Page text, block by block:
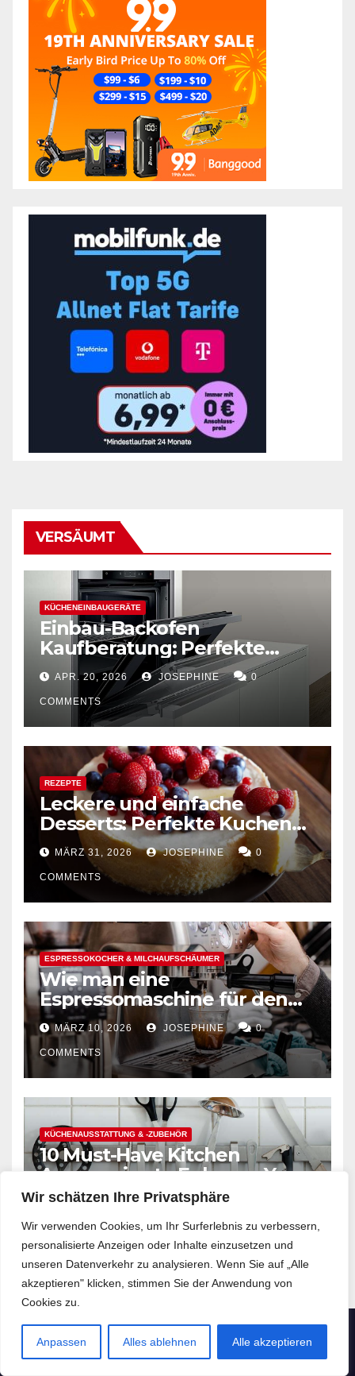
Wir schätzen Ihre Privatsphäre
Wir verwenden Cookies, um Ihr Surferlebnis zu verbessern,
personalisierte Anzeigen oder Inhalte einzusetzen und
unseren Datenverkehr zu analysieren. Wenn Sie auf „Alle
akzeptieren" klicken, stimmen Sie der Anwendung von
Cookies zu.
Anpassen Alles ablehnen Alle akzeptieren
VERSÄUMT
KÜCHENEINBAUGERÄTE
Einbau-Backofen
Kaufberatung: Perfekte
Kombination von Funktion
und Design
APR. 20, 2026 JOSEPHINE 0
COMMENTS
REZEPTE
Leckere und einfache
Desserts: Perfekte Kuchen
mühelos backen
MÄRZ 31, 2026 JOSEPHINE 0
COMMENTS
ESPRESSOKOCHER & MILCHAUFSCHÄUMER
Wie man eine
Espressomaschine für den
Hausgebrauch auswählt
MÄRZ 10, 2026 JOSEPHINE 0
COMMENTS
KÜCHENAUSSTATTUNG & -ZUBEHÖR
10 Must-Have Kitchen
Accessories to Enhance Your
Cooking Efficiency
FEB. 28, 2026 JOSEPHINE
COMMENTS